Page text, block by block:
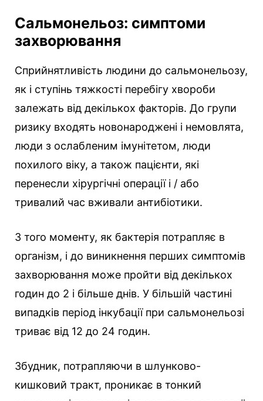
Сальмонельоз: симптоми
захворювання
Сприйнятливість людини до сальмонельозу,
як і ступінь тяжкості перебігу хвороби
залежать від декількох факторів. До групи
ризику входять новонароджені і немовлята,
люди з ослабленим імунітетом, люди
похилого віку, а також пацієнти, які
перенесли хірургічні операції і / або
тривалий час вживали антибіотики.
З того моменту, як бактерія потрапляє в
організм, і до виникнення перших симптомів
захворювання може пройти від декількох
годин до 2 і більше днів. У більшій частині
випадків період інкубації при сальмонельозі
триває від 12 до 24 годин.
Збудник, потрапляючи в шлунково-
кишковий тракт, проникає в тонкий